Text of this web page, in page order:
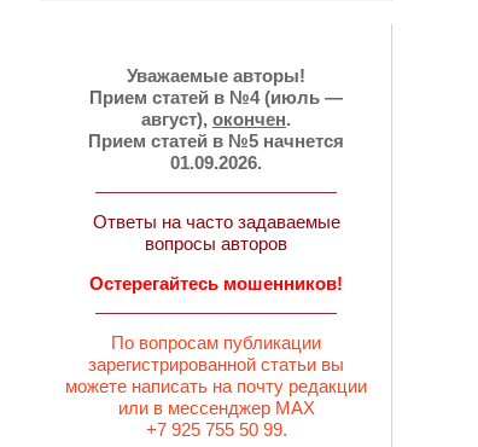
Уважаемые авторы!
Прием статей в №4 (июль —
август), окончен.
Прием статей в №5 начнется
01.09.2026.
Ответы на часто задаваемые
вопросы авторов
Остерегайтесь мошенников!
По вопросам публикации
зарегистрированной статьи вы
можете написать на почту редакции
или в мессенджер MAX
+7 925 755 50 99.